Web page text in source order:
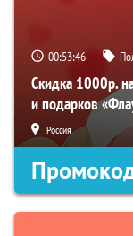
00:53:45
Скидка 1000р.
и подарков
Россия